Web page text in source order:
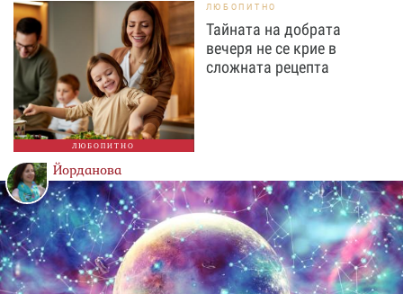
ЛЮБОПИТНО
ЛЮБОПИТНО
Тайната на добрата
вечеря не се крие в
сложната рецепта
Йорданова